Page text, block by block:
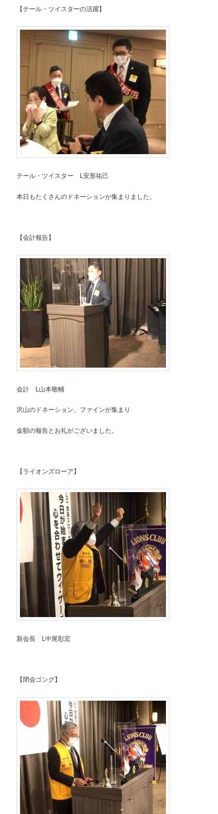
【テール・ツイスターの活躍】
テール・ツイスター L安形祐己
本日もたくさんのドネーションが集まりました。
【会計報告】
会計 L山本敬輔
沢山のドネーション、ファインが集まり
金額の報告とお礼がございました。
【ライオンズローア】
新会長 L中尾彰宏
【閉会ゴング】